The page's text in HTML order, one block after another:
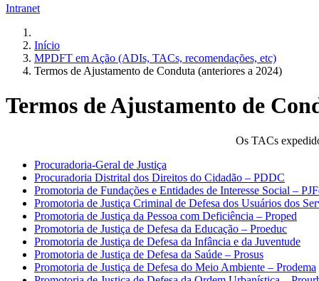
Intranet
Início
MPDFT em Ação (ADIs, TACs, recomendações, etc)
Termos de Ajustamento de Conduta (anteriores a 2024)
Termos de Ajustamento de
Os TACs
Procuradoria-Geral de Justiça
Procuradoria Distrital dos Direitos do Cidadão – PDDC
Promotoria de Fundações e Entidades de Interesse Social –
Promotoria de Justiça Criminal de Defesa dos Usuários dos
Promotoria de Justiça da Pessoa com Deficiência – Proped
Promotoria de Justiça de Defesa da Educação – Proeduc
Promotoria de Justiça de Defesa da Infância e da Juventude
Promotoria de Justiça de Defesa da Saúde – Prosus
Promotoria de Justiça de Defesa do Meio Ambiente – Prodema